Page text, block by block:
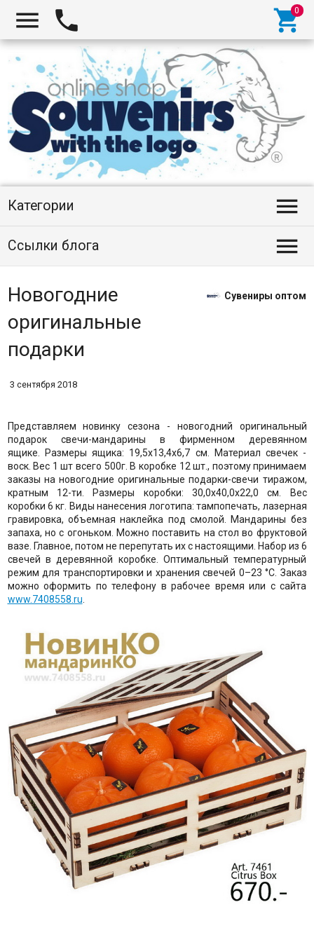
  
Категории 
Ссылки блога 
Новогодние
оригинальные
подарки
Сувениры оптом
3 сентября 2018
Представляем новинку сезона - новогодний оригинальный
подарок свечи-мандарины в фирменном деревянном
ящике. Размеры ящика: 19,5х13,4х6,7 см. Материал свечек -
воск. Вес 1 шт всего 500г. В коробке 12 шт., поэтому принимаем
заказы на новогодние оригинальные подарки-свечи тиражом,
кратным 12-ти. Размеры коробки: 30,0x40,0x22,0 см. Вес
коробки 6 кг. Виды нанесения логотипа: тампопечать, лазерная
гравировка, объемная наклейка под смолой. Мандарины без
запаха, но с огоньком. Можно поставить на стол во фруктовой
вазе. Главное, потом не перепутать их с настоящими. Набор из 6
свечей в деревянной коробке. Оптимальный температурный
режим для транспортировки и хранения свечей 0–23 °С. Заказ
можно оформить по телефону в рабочее время или с сайта
www.7408558.ru